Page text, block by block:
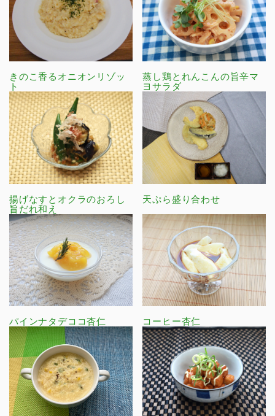
きのこ香るオニオンリゾッ
ト
蒸し鶏とれんこんの旨辛マ
ヨサラダ
揚げなすとオクラのおろし
旨だれ和え
天ぷら盛り合わせ
パインナタデココ杏仁 コーヒー杏仁